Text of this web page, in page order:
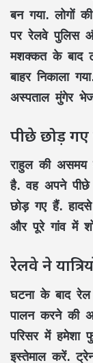
बन गया. लोगों
पर रेलवे पुलिस
मशक्कत के बाद
बाहर निकाला
अस्पताल मुंगेर
पीछे छोड़
राहुल की असमय
है. वह अपने पीछे
छोड़ गए हैं.
और पूरे गांव में
रेलवे ने
घटना के बाद रेल
पालन करने की
परिसर में हमेशा
इस्तेमाल करें.